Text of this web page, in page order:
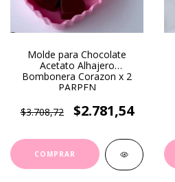
Molde para Chocolate
Acetato Alhajero
Bombonera Corazon x 2
PARPEN
$3.708,72
$2.781,54